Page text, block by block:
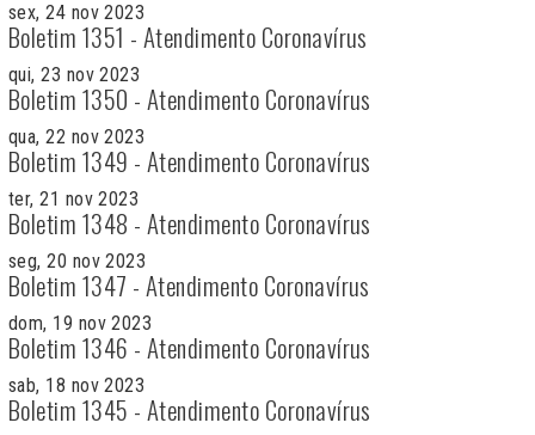
sex, 24 nov 2023
Boletim 1351 - Atendimento Coronavírus
qui, 23 nov 2023
Boletim 1350 - Atendimento Coronavírus
qua, 22 nov 2023
Boletim 1349 - Atendimento Coronavírus
ter, 21 nov 2023
Boletim 1348 - Atendimento Coronavírus
seg, 20 nov 2023
Boletim 1347 - Atendimento Coronavírus
dom, 19 nov 2023
Boletim 1346 - Atendimento Coronavírus
sab, 18 nov 2023
Boletim 1345 - Atendimento Coronavírus